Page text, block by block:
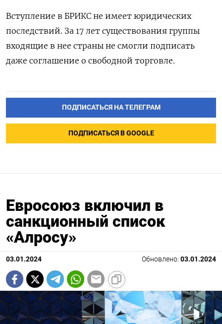
Вступление в БРИКС не имеет юридических
последствий. За 17 лет существования группы
входящие в нее страны не смогли подписать
даже соглашение о свободной торговле.
ПОДПИСАТЬСЯ НА ТЕЛЕГРАМ
ПОДПИСАТЬСЯ В GOOGLE
Евросоюз включил в
санкционный список
«Алросу»
03.01.2024 Обновлено: 03.01.2024